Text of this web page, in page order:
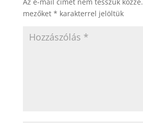
mezőket * karakterrel jelöltük